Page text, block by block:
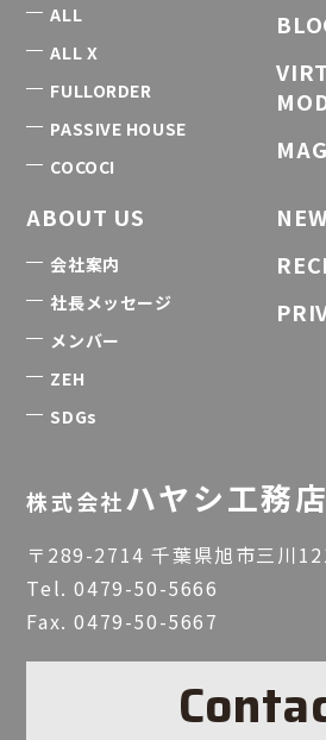
ALL
ALL X
FULLORDER
PASSIVE HOUSE
COCOCI
ABOUT US
会社案内
社長メッセージ
メンバー
ZEH
SDGs
株式会社ハヤシ工務店
〒289-2714 千葉県旭市三川
Tel.0479-50-5666
Fax. 0479-50-5667